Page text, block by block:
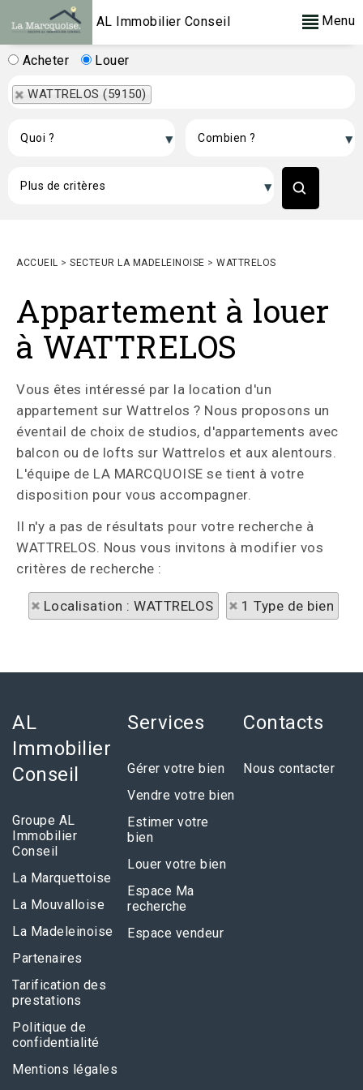
AL Immobilier Conseil Menu
Acheter Louer
WATTRELOS (59150)
ACCUEIL > SECTEUR LA MADELEINOISE > WATTRELOS
Appartement à louer
à WATTRELOS
Vous êtes intéressé par la location d'un
appartement sur Wattrelos ? Nous proposons un
éventail de choix de studios, d'appartements avec
balcon ou de lofts sur Wattrelos et aux alentours.
L'équipe de LA MARCQUOISE se tient à votre
disposition pour vous accompagner.
Il n'y a pas de résultats pour votre recherche à
WATTRELOS. Nous vous invitons à modifier vos
critères de recherche :
Localisation : WATTRELOS 1 Type de bien
AL
Immobilier
Conseil
Groupe AL
Immobilier
Conseil
La Marquettoise
La Mouvalloise
La Madeleinoise
Partenaires
Tarification des
prestations
Politique de
confidentialité
Mentions légales
Services
Gérer votre bien
Vendre votre bien
Estimer votre
bien
Louer votre bien
Espace Ma
recherche
Espace vendeur
Contacts
Nous contacter